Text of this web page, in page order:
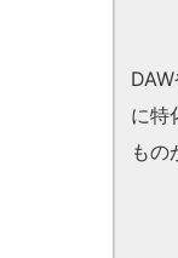
に特
もの